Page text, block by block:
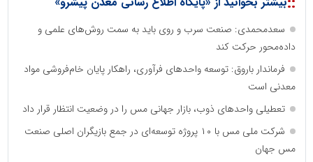
سعدمحمدی: صنعت سرب و روی باید به سمت روش‌های علمی و
داده‌محور حرکت کند
فرماندار باروق: توسعه واحدهای فرآوری، راهکار پایان خام‌فروشی مواد
معدنی است
تعطیلی واحدهای ذوب، بازار جهانی مس را در وضعیت انتظار قرار داد
شرکت ملی مس با ۱۰ پروژه توسعه‌ای در جمع بازیگران اصلی صنعت
مس جهان